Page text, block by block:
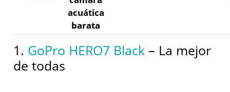
acuática
barata
1. GoPro HERO7 Black – La mejor
de todas